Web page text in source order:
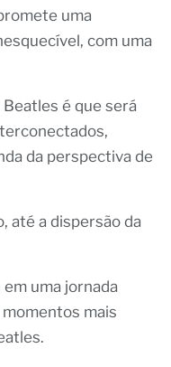
uma
com uma
é que será
da perspectiva de
até a dispersão da
uma jornada
mais